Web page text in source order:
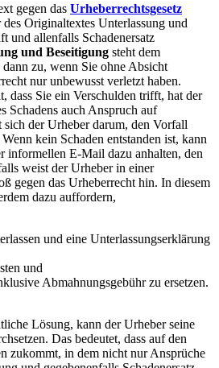
gegen das Urheberrechtsgesetz
Originaltextes Unterlassung und
und allenfalls Schadenersatz
und Beseitigung steht dem
zu, wenn Sie ohne Absicht
nur unbewusst verletzt haben.
dass Sie ein Verschulden trifft, hat der
Schadens auch Anspruch auf
sich der Urheber darum, den Vorfall
kein Schaden entstanden ist, kann
informellen E-Mail dazu anhalten, den
weist der Urheber in einer
gegen das Urheberrecht hin. In diesem
dazu auffordern,
und eine Unterlassungserklärung
und
Abmahnungsgebühr zu ersetzen.
Lösung, kann der Urheber seine
Das bedeutet, dass auf den
zukommt, in dem nicht nur Ansprüche